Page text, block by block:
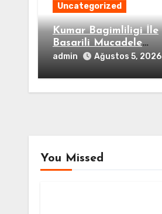
Uncategorized
Kumar Bagimliligi İle
Basarili Mucadele
Ornekleri
admin Ağustos 5, 2026
You Missed